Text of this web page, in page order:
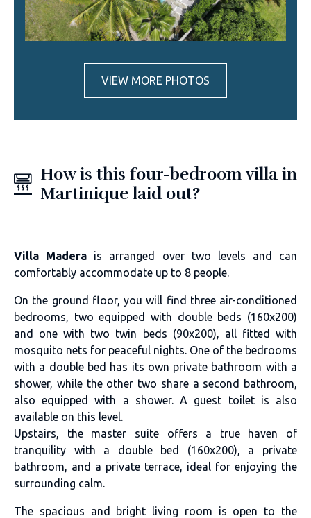
VIEW MORE PHOTOS
How is this four-bedroom villa in
Martinique laid out?
Villa Madera is arranged over two levels and can
comfortably accommodate up to 8 people.
On the ground floor, you will find three air-conditioned
bedrooms, two equipped with double beds (160x200)
and one with two twin beds (90x200), all fitted with
mosquito nets for peaceful nights. One of the bedrooms
with a double bed has its own private bathroom with a
shower, while the other two share a second bathroom,
also equipped with a shower. A guest toilet is also
available on this level.
Upstairs, the master suite offers a true haven of
tranquility with a double bed (160x200), a private
bathroom, and a private terrace, ideal for enjoying the
surrounding calm.
The spacious and bright living room is open to the